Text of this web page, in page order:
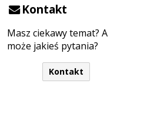
Kontakt
Masz ciekawy temat? A
może jakieś pytania?
Kontakt